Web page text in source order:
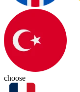
choose